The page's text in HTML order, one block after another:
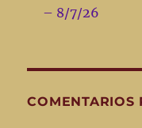
– 8/7/26
COMENTARIOS